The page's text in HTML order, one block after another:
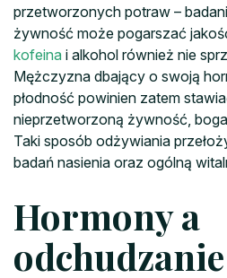
przetworzonych potraw –
żywność może pogarszać
kofeina i alkohol również nie
Mężczyzna dbający o swoją
płodność powinien zatem
nieprzetworzoną żywność,
Taki sposób odżywiania
badań nasienia oraz ogólną
Hormony a
odchudzanie